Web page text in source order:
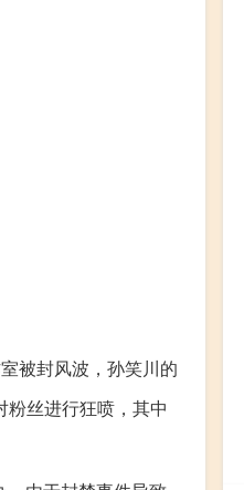
被封风波，孙笑川的
粉丝进行狂喷，其中